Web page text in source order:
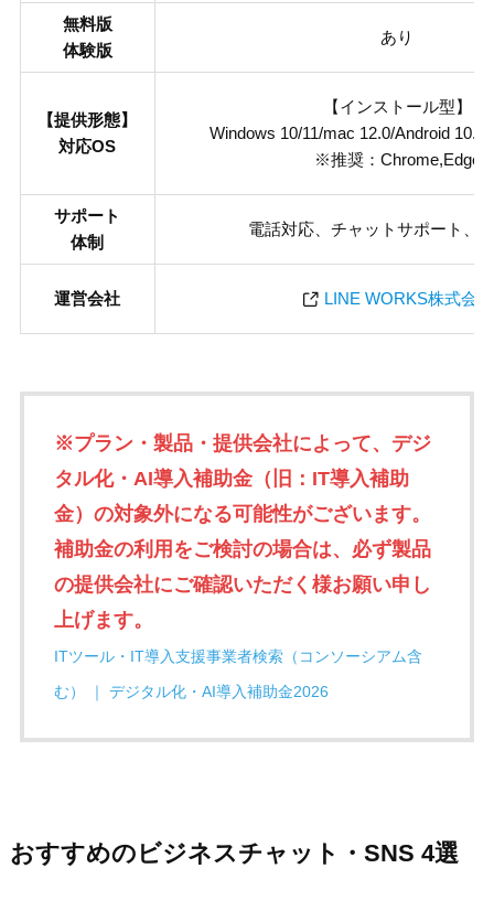
無料版
体験版
あり
【提供形態】
対応OS
【インストール型】
Windows 10/11/mac 12.0/Android
※推奨：Chrome,Edge
サポート
体制
電話対応、チャットサポート、
運営会社 LINE WORKS株式会社
※プラン・製品・提供会社によって、デジ
タル化・AI導入補助金（旧：IT導入補助
金）の対象外になる可能性がございます。
補助金の利用をご検討の場合は、必ず製品
の提供会社にご確認いただく様お願い申し
上げます。
ITツール・IT導入支援事業者検索（コンソーシアム含
む） ｜ デジタル化・AI導入補助金2026
おすすめのビジネスチャット・SNS 4選